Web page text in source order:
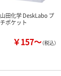
山田化学 DeskLabo プ
チポケット
￥157～（税込）